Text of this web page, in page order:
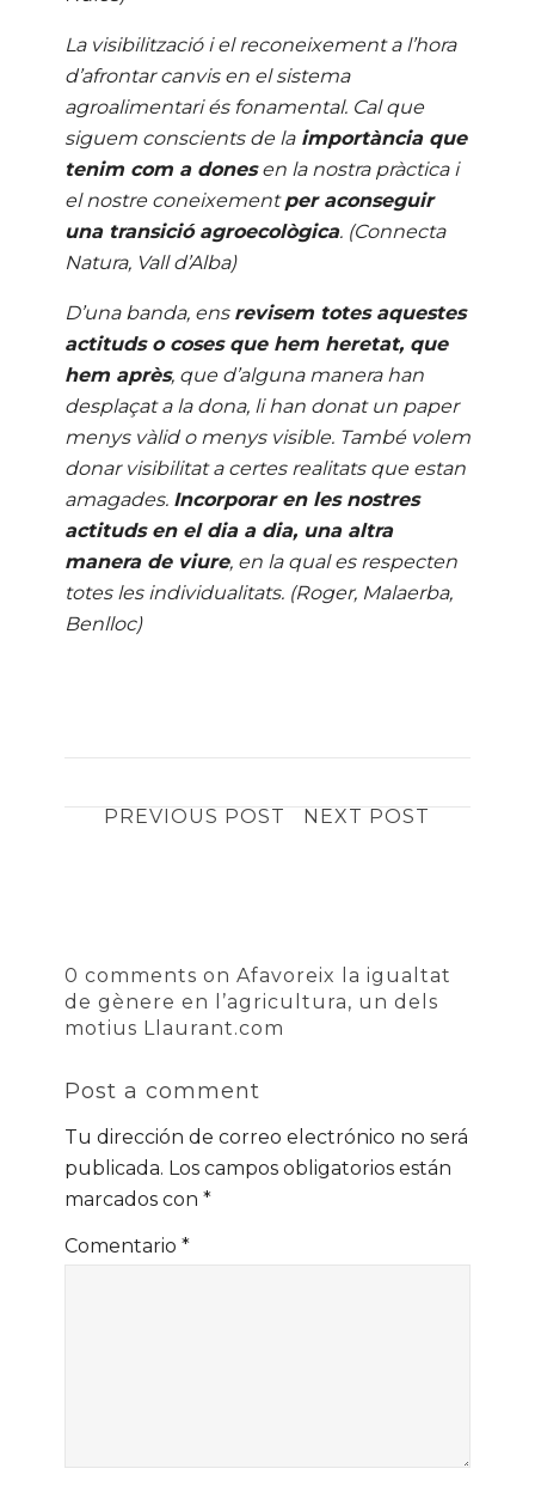
La visibilització i el reconeixement a l’hora
d’afrontar canvis en el sistema
agroalimentari és fonamental. Cal que
siguem conscients de laimportància que
tenim com a donesen la nostra pràctica i
el nostre coneixementperaconseguir
una transició agroecològica. (Connecta
Natura, Vall d’Alba)
D’una banda, ens revisem totes aquestes
actituds o coses que hem heretat, que
hem après, que d’alguna manera han
desplaçat a la dona, li han donat un paper
menys vàlid o menys visible. També volem
donar visibilitat a certes realitats que estan
amagades. Incorporar en les nostres
actituds en el dia a dia, una altra
manera de viure, en la qual es respecten
totes les individualitats. (Roger, Malaerba,
Benlloc)
PREVIOUS POST NEXT POST
0 comments on Afavoreix la igualtat
de gènere en l’agricultura, un dels
motius Llaurant.com
Post a comment
Tu dirección de correo electrónico no será
publicada. Los campos obligatorios están
marcados con *
Comentario *